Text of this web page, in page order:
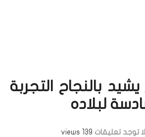
بالنجاح التجربة
لبلاده
لا توجد تعليقات 139 views